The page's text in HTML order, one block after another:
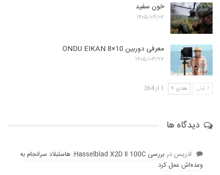
خون سفید
۱۴۰۵/۰۴/۰۷
معرفی دوربین ONDU EIKAN 8×10
۱۴۰۵/۰۳/۲۷
قبلی بعدی 1 از 364
دیدگاه ها
ادریس در
بررسی Hasselblad X2D II 100C: هاسلبلاد سرانجام به
وعده‌‌اش عمل کرد